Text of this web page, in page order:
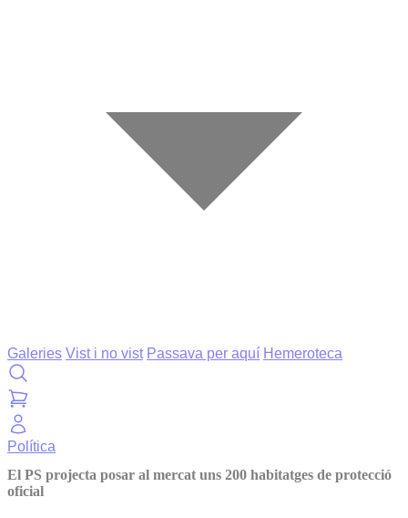
Galeries Vist i no vist Passava per aquí Hemeroteca
Política
El PS projecta posar al mercat uns 200 habitatges de protecció
oficial